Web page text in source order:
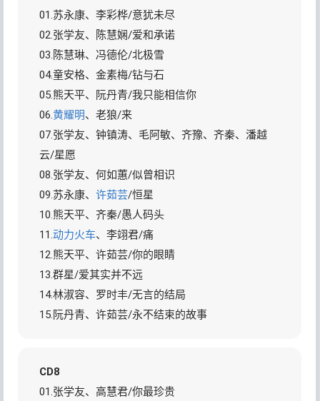
01.苏永康、李彩桦/意犹未尽
02.张学友、陈慧娴/爱和承诺
03.陈慧琳、冯德伦/北极雪
04.童安格、金素梅/钻与石
05.熊天平、阮丹青/我只能相信你
06.黄耀明、老狼/来
07.张学友、钟镇涛、毛阿敏、齐豫、齐秦、潘越
云/星愿
08.张学友、何如蕙/似曾相识
09.苏永康、许茹芸/恒星
10.熊天平、齐秦/愚人码头
11.动力火车、李翊君/痛
12.熊天平、许茹芸/你的眼睛
13.群星/爱其实并不远
14.林淑容、罗时丰/无言的结局
15.阮丹青、许茹芸/永不结束的故事
CD8
01.张学友、高慧君/你最珍贵